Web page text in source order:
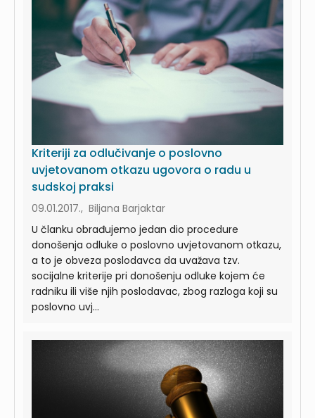
Kriteriji za odlučivanje o poslovno
uvjetovanom otkazu ugovora o radu u
sudskoj praksi
09.01.2017., Biljana Barjaktar
U članku obrađujemo jedan dio procedure
donošenja odluke o poslovno uvjetovanom otkazu,
a to je obveza poslodavca da uvažava tzv.
socijalne kriterije pri donošenju odluke kojem će
radniku ili više njih poslodavac, zbog razloga koji su
poslovno uvj...